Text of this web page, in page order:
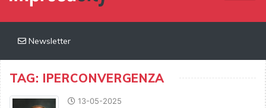
Newsletter
TAG: IPERCONVERGENZA
13-05-2025